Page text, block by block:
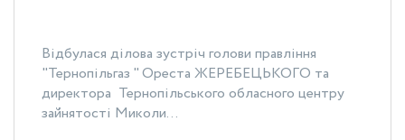
Відбулася ділова зустріч голови правління
"Тернопільгаз " Ореста ЖЕРЕБЕЦЬКОГО та
директора Тернопільського обласного центру
зайнятості Миколи...